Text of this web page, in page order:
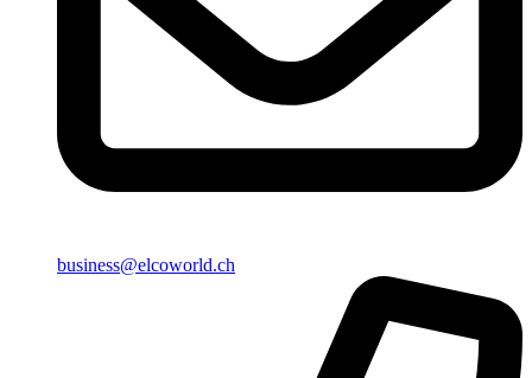
business@elcoworld.ch